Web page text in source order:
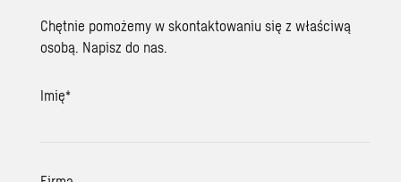
Chętnie pomożemy w skontaktowaniu się z właściwą
osobą. Napisz do nas.
Imię*